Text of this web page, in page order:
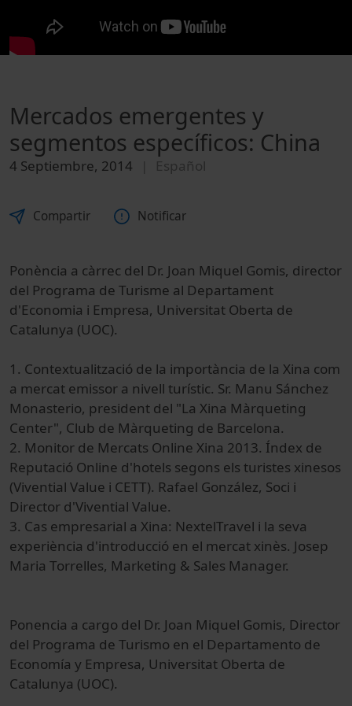
Mercados emergentes y
segmentos específicos: China
4 Septiembre, 2014 Español
Compartir Notificar
Ponència a càrrec del Dr. Joan Miquel Gomis, director
del Programa de Turisme al Departament
d'Economia i Empresa, Universitat Oberta de
Catalunya (UOC).
1. Contextualització de la importància de la Xina com
a mercat emissor a nivell turístic. Sr. Manu Sánchez
Monasterio, president del "La Xina Màrqueting
Center", Club de Màrqueting de Barcelona.
2. Monitor de Mercats Online Xina 2013. Índex de
Reputació Online d'hotels segons els turistes xinesos
(Vivential Value i CETT). Rafael González, Soci i
Director d'Vivential Value.
3. Cas empresarial a Xina: NextelTravel i la seva
experiència d'introducció en el mercat xinès. Josep
Maria Torrelles, Marketing & Sales Manager.
Ponencia a cargo del Dr. Joan Miquel Gomis, Director
del Programa de Turismo en el Departamento de
Economía y Empresa, Universitat Oberta de
Catalunya (UOC).